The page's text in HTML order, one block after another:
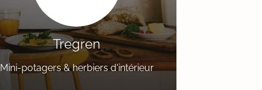
Tregren
Mini-potagers & herbiers d'intérieur